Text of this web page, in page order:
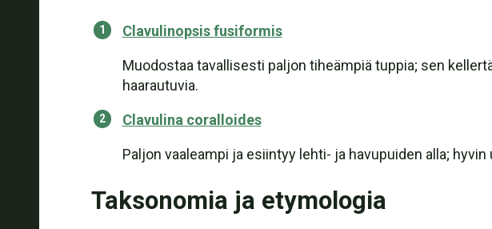
Clavulinopsis fusiformis
Muodostaa tavallisesti paljon tiheämpiä tuppia; sen
haarautuvia.
Clavulina coralloides
Paljon vaaleampi ja esiintyy lehti- ja havupuiden alla;
Taksonomia ja etymologia